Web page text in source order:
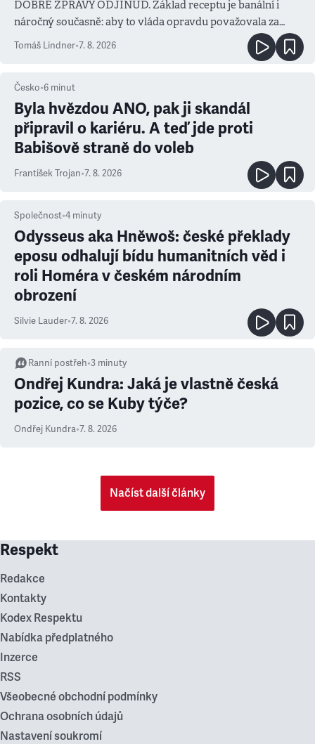
DOBRÉ ZPRÁVY ODJINUD. Základ receptu je banální i
náročný současně: aby to vláda opravdu považovala za
prioritu
Tomáš Lindner•7. 8. 2026
Česko•6 minut
Byla hvězdou ANO, pak ji skandál
připravil o kariéru. A teď jde proti
Babišově straně do voleb
František Trojan•7. 8. 2026
Společnost•4 minuty
Odysseus aka Hněwoš: české překlady
eposu odhalují bídu humanitních věd i
roli Homéra v českém národním
obrození
Silvie Lauder•7. 8. 2026
Ranní postřeh•3 minuty
Ondřej Kundra: Jaká je vlastně česká
pozice, co se Kuby týče?
Ondřej Kundra•7. 8. 2026
Načíst další články
Respekt
Redakce
Kontakty
Kodex Respektu
Nabídka předplatného
Inzerce
RSS
Všeobecné obchodní podmínky
Ochrana osobních údajů
Nastavení soukromí